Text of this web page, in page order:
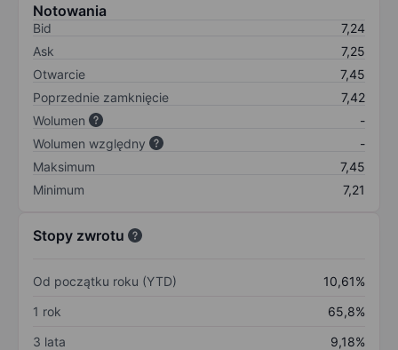
Notowania
Bid
7,24
Ask
7,25
Otwarcie
7,45
Poprzednie zamknięcie
7,42
Wolumen
-
Wolumen względny
-
Maksimum
7,45
Minimum
7,21
Stopy zwrotu
Od początku roku (YTD)
10,61%
1 rok
65,8%
3 lata
9,18%